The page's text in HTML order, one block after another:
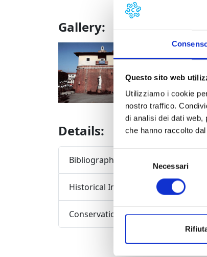
Questo sito web
Utilizziamo i cookie
nostro traffico.
di analisi dei dati web,
che hanno raccolto
Necessari
Gallery:
Forte dei marmi
Details:
Bibliography
Historical Information
Conservation status